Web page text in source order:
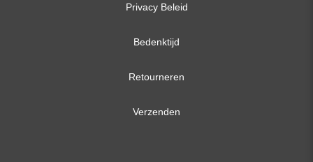
Privacy Beleid
Bedenktijd
Retourneren
Verzenden